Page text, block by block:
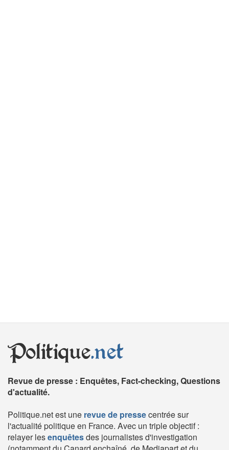
Politique.net
Revue de presse : Enquêtes, Fact-checking, Questions
d'actualité.
Politique.net est une revue de pressecentrée sur
l'actualité politique en France. Avec un triple objectif :
relayer lesenquêtesdes journalistes d'investigation